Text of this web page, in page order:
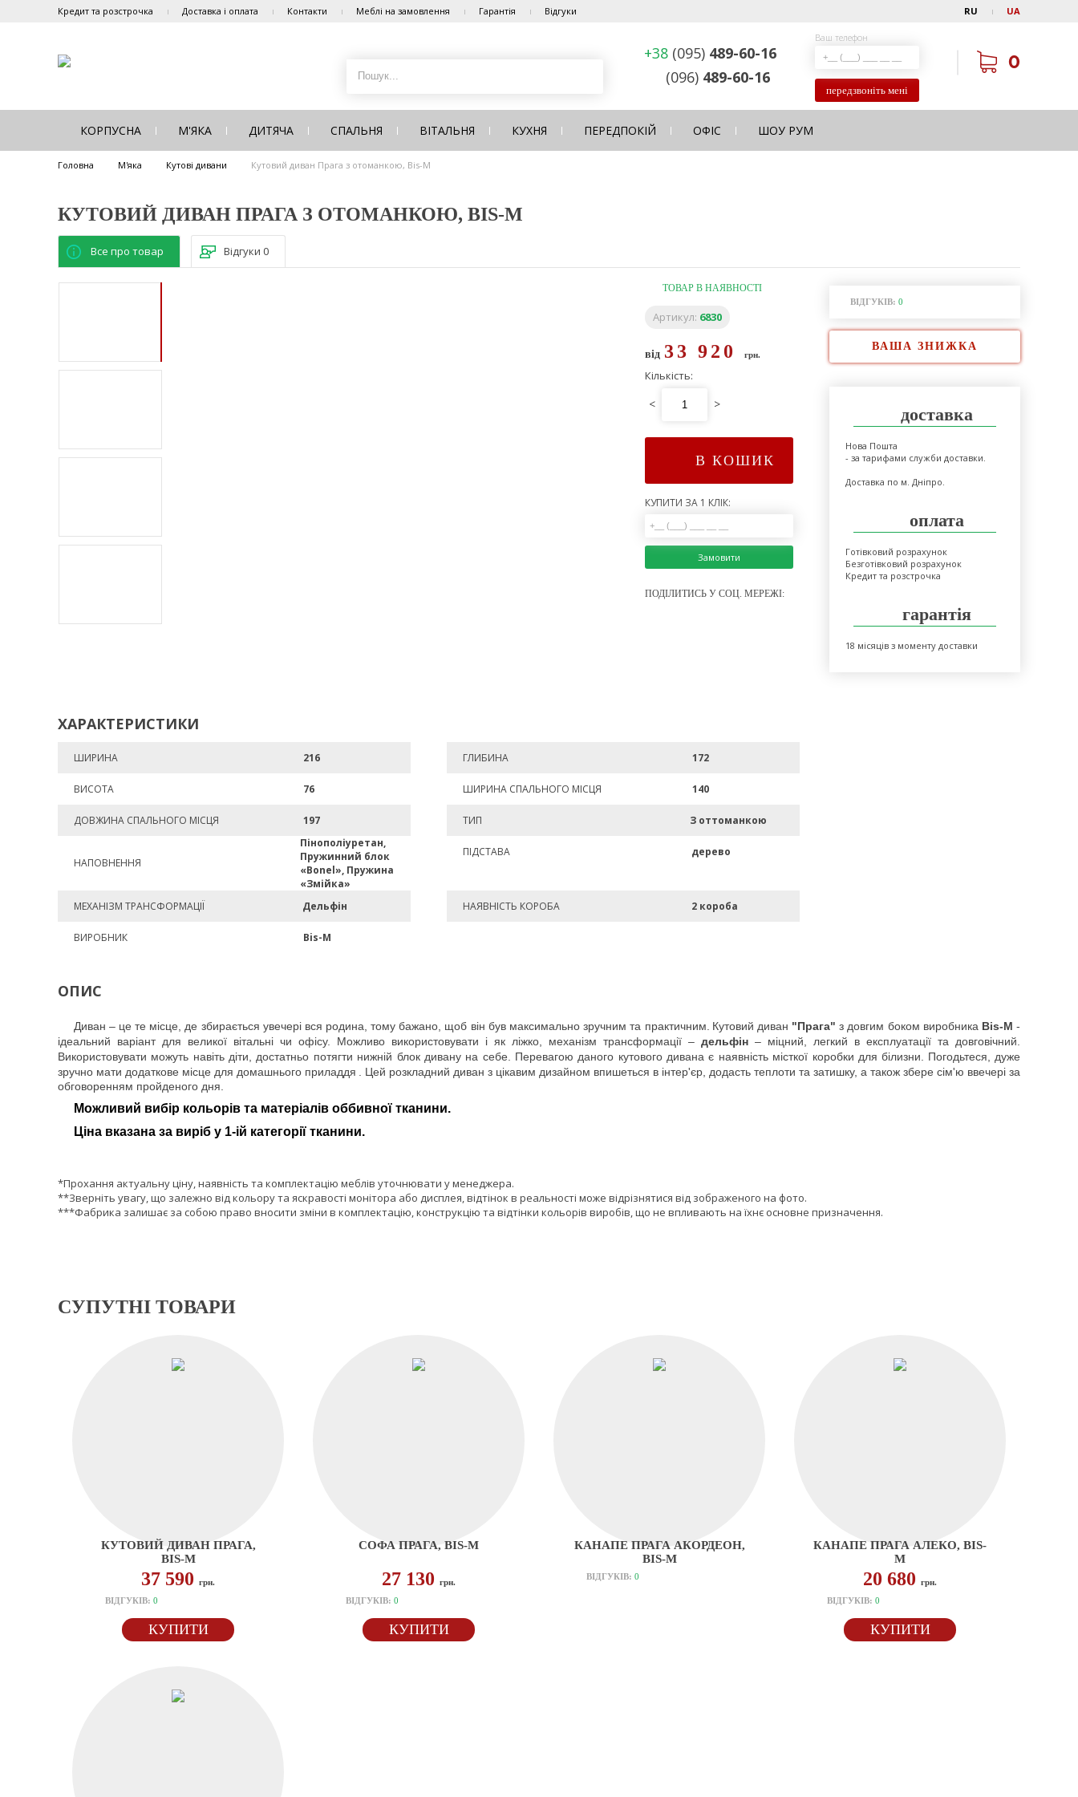
Кредит та розстрочка Доставка і оплата Контакти Меблі на замовлення Гарантія Відгуки RU UA
+38 (095) 489-60-16
(096) 489-60-16
Ваш телефон
передзвоніть мені
0
КОРПУСНА М'ЯКА ДИТЯЧА СПАЛЬНЯ ВІТАЛЬНЯ КУХНЯ ПЕРЕДПОКІЙ ОФІС ШОУ РУМ
Головна М'яка Кутові дивани Кутовий диван Прага з отоманкою, Bis-M
КУТОВИЙ ДИВАН ПРАГА З ОТОМАНКОЮ, BIS-M
Все про товар Відгуки 0
ТОВАР В НАЯВНОСТІ
Артикул: 6830
від 33 920 грн.
Кількість:
< >
В КОШИК
КУПИТИ ЗА 1 КЛІК:
Замовити
ПОДІЛИТИСЬ У СОЦ. МЕРЕЖІ:
ВІДГУКІВ: 0
ВАША ЗНИЖКА
доставка
Нова Пошта
- за тарифами служби доставки.
Доставка по м. Дніпро.
оплата
Готівковий розрахунок
Безготівковий розрахунок
Кредит та розстрочка
гарантія
18 місяців з моменту доставки
ХАРАКТЕРИСТИКИ
ШИРИНА 216 ГЛИБИНА 172
ВИСОТА 76 ШИРИНА СПАЛЬНОГО МІСЦЯ 140
ДОВЖИНА СПАЛЬНОГО МІСЦЯ 197 ТИП З оттоманкою
НАПОВНЕННЯ
Пінополіуретан,
Пружинний блок
«Bonel», Пружина
«Змійка»
ПІДСТАВА дерево
МЕХАНІЗМ ТРАНСФОРМАЦІЇ Дельфін НАЯВНІСТЬ КОРОБА 2 короба
ВИРОБНИК Bis-M
ОПИС
Диван – це те місце, де збирається увечері вся родина, тому бажано, щоб він був максимально зручним та практичним. Кутовий диван "Прага" з довгим боком виробника Bis-M -
ідеальний варіант для великої вітальні чи офісу. Можливо використовувати і як ліжко, механізм трансформації – дельфін – міцний, легкий в експлуатації та довговічний.
Використовувати можуть навіть діти, достатньо потягти нижній блок дивану на себе. Перевагою даного кутового дивана є наявність місткої коробки для білизни.
Погодьтеся, дуже
зручно мати додаткове місце для домашнього приладдя
. Цей розкладний диван з цікавим дизайном впишеться в інтер'єр, додасть теплоти та затишку, а також збере сім'ю ввечері за
обговоренням пройденого дня.
Можливий вибір кольорів та матеріалів оббивної тканини.
Ціна вказана за виріб у 1-ій категорії тканини.
*Прохання актуальну ціну, наявність та комплектацію меблів уточнювати у менеджера.
**Зверніть увагу, що залежно від кольору та яскравості монітора або дисплея, відтінок в реальності може відрізнятися від зображеного на фото.
***Фабрика залишає за собою право вносити зміни в комплектацію, конструкцію та відтінки кольорів виробів, що не впливають на їхнє основне призначення.
СУПУТНІ ТОВАРИ
КУТОВИЙ ДИВАН ПРАГА,
BIS-M
37 590 грн.
ВІДГУКІВ: 0
КУПИТИ
СОФА ПРАГА, BIS-M
27 130 грн.
ВІДГУКІВ: 0
КУПИТИ
КАНАПЕ ПРАГА АКОРДЕОН,
BIS-M
ВІДГУКІВ: 0
КАНАПЕ ПРАГА АЛЕКО, BIS-
M
20 680 грн.
ВІДГУКІВ: 0
КУПИТИ